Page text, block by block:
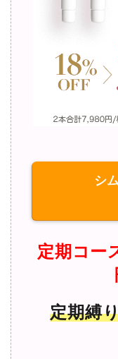
シ
定期コー
定期縛